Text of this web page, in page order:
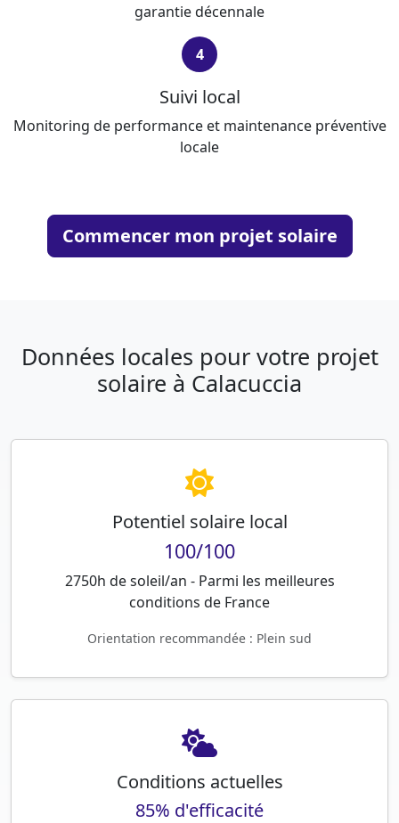
garantie décennale
4
Suivi local
Monitoring de performance et maintenance préventive
locale
Commencer mon projet solaire
Données locales pour votre projet
solaire à Calacuccia
Potentiel solaire local
100/100
2750h de soleil/an - Parmi les meilleures
conditions de France
Orientation recommandée : Plein sud
Conditions actuelles
85% d'efficacité